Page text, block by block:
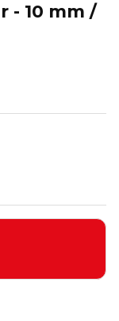
- 10 mm /